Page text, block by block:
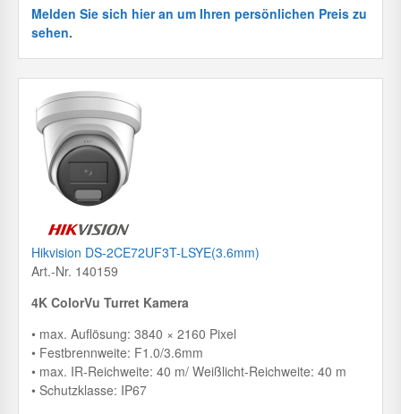
Melden Sie sich hier an um Ihren persönlichen Preis zu
sehen.
Hikvision DS-2CE72UF3T-LSYE(3.6mm)
Art.-Nr. 140159
4K ColorVu Turret Kamera
• max. Auflösung: 3840 × 2160 Pixel
• Festbrennweite: F1.0/3.6mm
• max. IR-Reichweite: 40 m/ Weißlicht-Reichweite: 40 m
• Schutzklasse: IP67